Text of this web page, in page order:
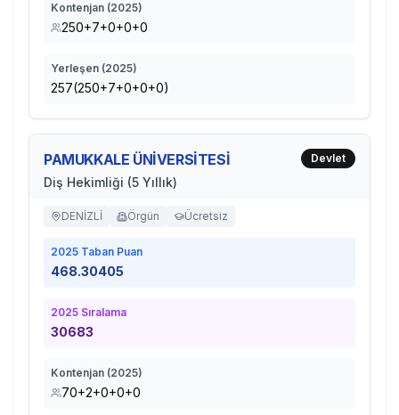
Kontenjan (2025)
250+7+0+0+0
Yerleşen (2025)
257(250+7+0+0+0)
PAMUKKALE ÜNİVERSİTESİ
Diş Hekimliği (5 Yıllık)
Devlet
DENİZLİ Örgün Ücretsiz
2025 Taban Puan
468.30405
2025 Sıralama
30683
Kontenjan (2025)
70+2+0+0+0